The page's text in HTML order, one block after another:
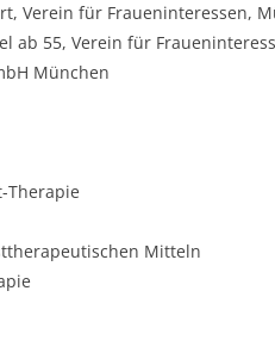
Verein für Fraueninteressen,
ab 55, Verein für
München
Therapie
Mitteln